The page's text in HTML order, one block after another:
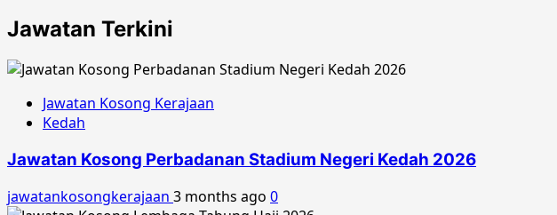
Jawatan Terkini
Jawatan Kosong Kerajaan
Kedah
Jawatan Kosong Perbadanan Stadium Negeri Kedah 2026
jawatankosongkerajaan 3 months ago 0